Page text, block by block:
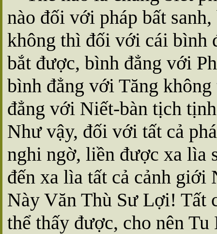
nào đối với pháp bất
không thì đối với cái bình
bắt được, bình đẳng với
bình đẳng với Tăng
đẳng với Niết-bàn tịch
Như vậy, đối với tất cả
nghi ngờ, liền được xa lìa
đến xa lìa tất cả cảnh
Này Văn Thù Sư Lợi! Tất
thể thấy được, cho nên